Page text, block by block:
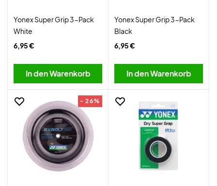
Yonex Super Grip 3-Pack
White
6,95 €
In den Warenkorb
Yonex Super Grip 3-Pack
Black
6,95 €
In den Warenkorb
- 26%